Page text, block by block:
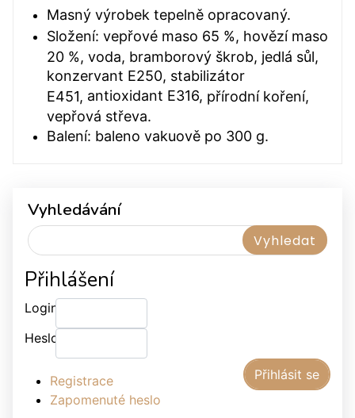
Masný výrobek tepelně opracovaný.
Složení: vepřové maso 65 %, hovězí maso
20 %, voda, bramborový škrob, jedlá sůl,
konzervant E250, stabilizátor
E451, antioxidant E316, přírodní koření,
vepřová střeva.
Balení: baleno vakuově po 300 g.
Vyhledávání
Přihlášení
Login:
Heslo:
Registrace
Zapomenuté heslo